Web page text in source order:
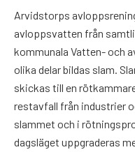
Arvidstorps
avloppsvatten från
kommunala Vatten- och
olika delar bildas slam.
skickas till en
restavfall från industrier
slammet och i
dagsläget uppgraderas